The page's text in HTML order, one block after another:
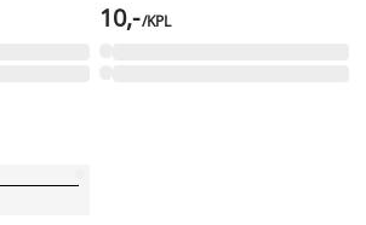
10,-/KPL